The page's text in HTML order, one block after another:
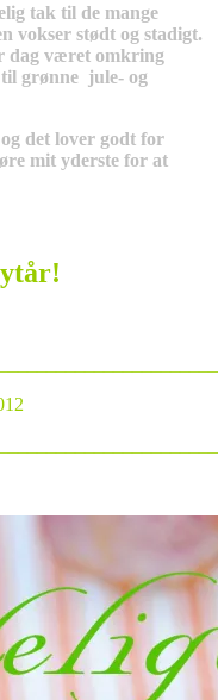
tak til de mange
vokser stødt og stadigt.
dag været omkring
til grønne jule- og
det lover godt for
mit yderste for at